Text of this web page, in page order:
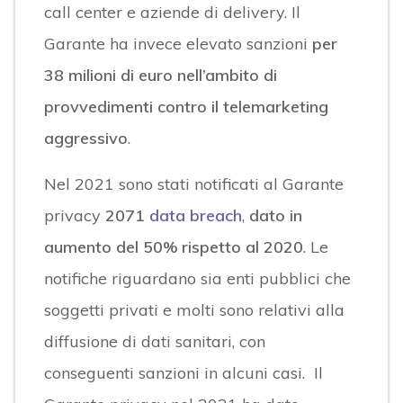
call center e aziende di delivery. Il
Garante ha invece elevato sanzioni per
38 milioni di euro nell’ambito di
provvedimenti contro il telemarketing
aggressivo.
Nel 2021 sono stati notificati al Garante
privacy 2071 data breach, dato in
aumento del 50% rispetto al 2020. Le
notifiche riguardano sia enti pubblici che
soggetti privati e molti sono relativi alla
diffusione di dati sanitari, con
conseguenti sanzioni in alcuni casi. Il